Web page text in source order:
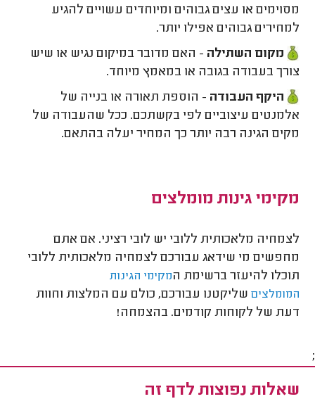
מסוימים או עצים גבוהים ומיוחדים עשויים להגיע
למחירים גבוהים אפילו יותר.
מקום השתילה - האם מדובר במיקום נגיש או שיש
צורך בעבודה בגובה או במאמץ מיוחד.
היקף העבודה - הוספת תאורה או בנייה של
אלמנטים עיצוביים לפי בקשתכם. ככל שהעבודה של
מקים הגינה רבה יותר כך המחיר יעלה בהתאם.
מקימי גינות מומלצים
לצמחיה מלאכותית ללובי יש לובי רציני. אם אתם
מחפשים מי שידאג עבורכם לצמחיה מלאכותית ללובי
תוכלו להיעזר ברשימת המקימי הגינות
המומלצים שליקטנו עבורכם, כולם עם המלצות וחוות
דעת של לקוחות קודמים. בהצמחה!
;
שאלות נפוצות לדף זה